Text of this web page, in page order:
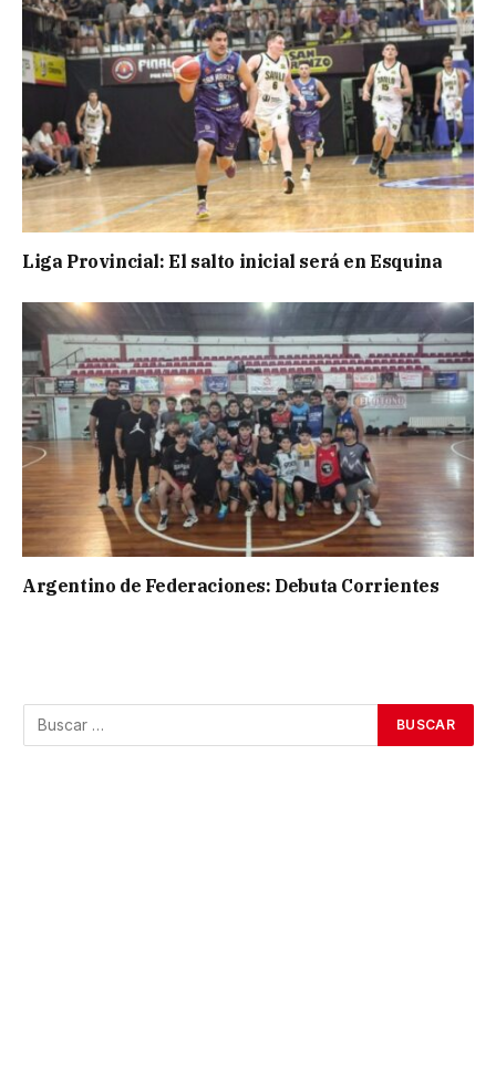
Liga Provincial: El salto inicial será en Esquina
Argentino de Federaciones: Debuta Corrientes